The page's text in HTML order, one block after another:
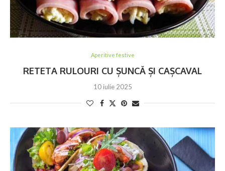
Aperitive festive
RETETA RULOURI CU ȘUNCĂ ȘI CAȘCAVAL
10 iulie 2025